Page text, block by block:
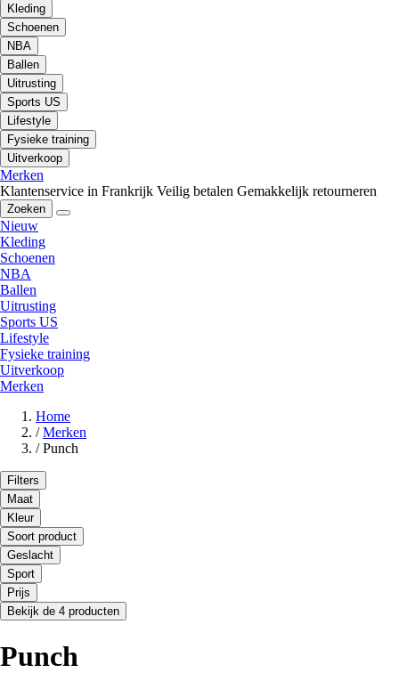
Kleding
Schoenen
NBA
Ballen
Uitrusting
Sports US
Lifestyle
Fysieke training
Uitverkoop
Merken
Klantenservice in Frankrijk Veilig betalen Gemakkelijk retourneren
Zoeken
Nieuw
Kleding
Schoenen
NBA
Ballen
Uitrusting
Sports US
Lifestyle
Fysieke training
Uitverkoop
Merken
Home
/ Merken
/ Punch
Filters
Maat
Kleur
Soort product
Geslacht
Sport
Prijs
Bekijk de 4 producten
Punch